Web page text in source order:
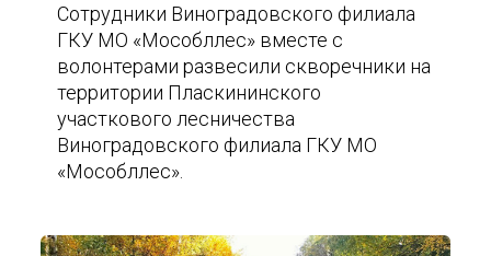
Сотрудники Виноградовского филиала
ГКУ МО «Мособллес» вместе с
волонтерами развесили скворечники на
территории Пласкининского
участкового лесничества
Виноградовского филиала ГКУ МО
«Мособллес».